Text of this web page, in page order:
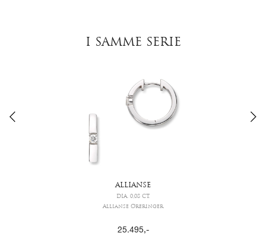
I SAMME SERIE
ALLIANSE
DIA. 0,08 CT.
Allianse Øreringer
25.495,-